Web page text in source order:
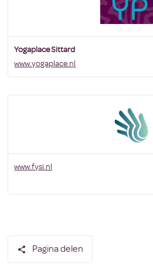
Yogaplace Sittard
www.yogaplace.nl
www.fysi.nl
Pagina delen